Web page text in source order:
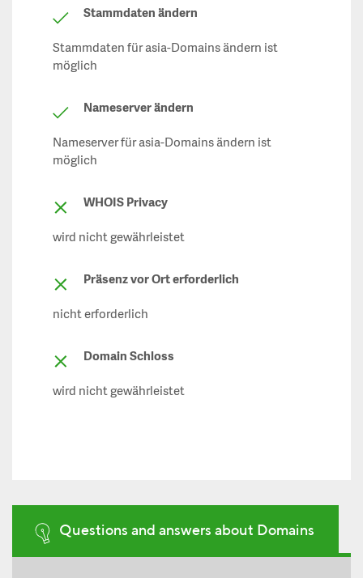
Stammdaten ändern
Stammdaten für asia-Domains ändern ist
möglich
Nameserver ändern
Nameserver für asia-Domains ändern ist
möglich
WHOIS Privacy
wird nicht gewährleistet
Präsenz vor Ort erforderlich
nicht erforderlich
Domain Schloss
wird nicht gewährleistet
Questions and answers about Domains